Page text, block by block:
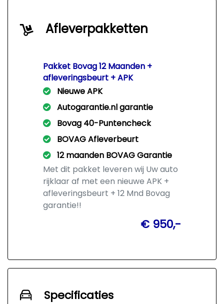
Afleverpakketten
Pakket Bovag 12 Maanden +
afleveringsbeurt + APK
Nieuwe APK
Autogarantie.nl garantie
Bovag 40-Puntencheck
BOVAG Afleverbeurt
12 maanden BOVAG Garantie
Met dit pakket leveren wij Uw auto
rijklaar af met een nieuwe APK +
afleveringsbeurt + 12 Mnd Bovag
garantie!!
€ 950,-
Specificaties